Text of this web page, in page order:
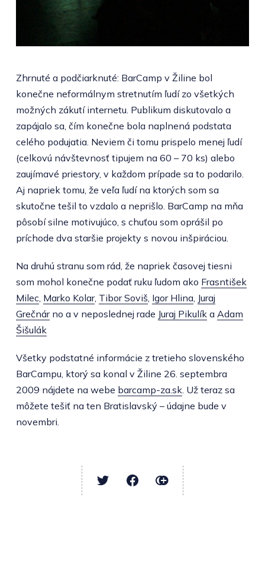
Zhrnuté a podčiarknuté: BarCamp v Žiline bol
konečne neformálnym stretnutím ľudí zo všetkých
možných zákutí internetu. Publikum diskutovalo a
zapájalo sa, čím konečne bola naplnená podstata
celého podujatia. Neviem či tomu prispelo menej ľudí
(celkovú návštevnosť tipujem na 60 – 70 ks) alebo
zaujímavé priestory, v každom prípade sa to podarilo.
Aj napriek tomu, že veľa ľudí na ktorých som sa
skutočne tešil to vzdalo a neprišlo. BarCamp na mňa
pôsobí silne motivujúco, s chuťou som oprášil po
príchode dva staršie projekty s novou inšpiráciou.
Na druhú stranu som rád, že napriek časovej tiesni
som mohol konečne podať ruku ľudom ako Frasntišek
Milec Marko Kolar, Tibor Soviš Igor Hlina, Juraj
Grečnárno a v neposlednej rade Juraj Pikulík a Adam
Šišulák
Všetky podstatné informácie z tretieho slovenského
BarCampu, ktorý sa konal v Žiline 26. septembra
2009 nájdete na webe barcamp-za.sk . Už teraz sa
môžete tešiť na ten Bratislavský – údajne bude v
novembri.